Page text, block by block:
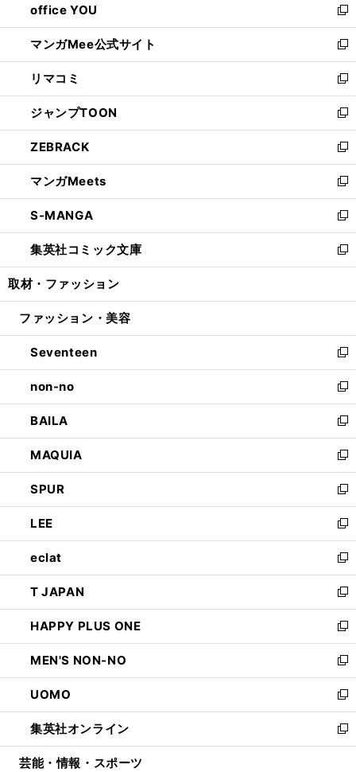
く
で
開
く
ィ
ン
ド
ウ
で
開
く
い
ウ
ィ
ン
ド
ウ
で
開
く
office YOU
新
し
い
ウ
ィ
ン
ド
ウ
で
開
く
マンガMee公式サイト
新
し
い
ウ
ィ
ン
ド
ウ
で
開
く
リマコミ
新
し
い
ウ
ィ
ン
ド
ウ
で
開
く
ジャンプTOON
新
し
い
ウ
ィ
ン
ド
ウ
で
開
ZEBRACK
新
し
い
ウ
ィ
ン
ド
ウ
開
マンガMeets
新
し
い
ウ
ィ
ン
ウ
開
く
S-MANGA
新
し
い
ウ
ン
ウ
で
開
く
集英社コミック文庫
新
し
ウ
ン
ド
ウ
で
開
く
取材・ファッション
ファッション・美容
Seventeen
新
し
い
ウ
ィ
ン
ド
ウ
で
開
く
non-no
新
し
い
ウ
ィ
ン
ド
ウ
で
開
く
BAILA
新
し
い
ウ
ィ
ン
ド
ウ
で
開
く
MAQUIA
新
し
い
ウ
ィ
ン
ド
ウ
で
開
く
SPUR
新
し
い
ウ
ィ
ン
ド
ウ
で
開
く
LEE
新
し
い
ウ
ィ
ン
ド
ウ
で
開
く
eclat
新
し
い
ウ
ィ
ン
ド
ウ
で
開
く
T JAPAN
新
し
い
ウ
ィ
ン
ド
ウ
で
開
HAPPY PLUS ONE
新
し
い
ウ
ィ
ン
ド
ウ
MEN'S NON-NO
新
し
い
ウ
ィ
ン
UOMO
新
し
い
ウ
集英社オンライン
新
し
芸能・情報・スポーツ